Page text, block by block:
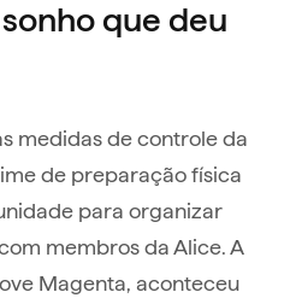
que deu
medidas de controle da
de preparação física
para organizar
membros da Alice. A
Magenta, aconteceu